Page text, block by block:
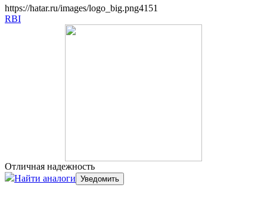
https://hatar.ru/images/logo_big.png41 51
RBI
Отличная надежность
Найти аналоги